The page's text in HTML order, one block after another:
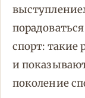
спорт: такие
и
поколение